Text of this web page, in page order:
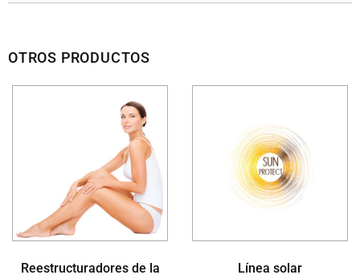
OTROS PRODUCTOS
Reestructuradores de la
Línea solar